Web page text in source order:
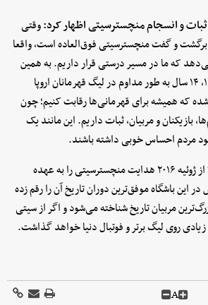
ثبات و انسجام منچسترسیتی اظهار کرد:وقتی
برگشت و گفت منچسترسیتی فوق‌العاده است، واقعا
که ما در مسیر درستی قرار داریم. به همین
دلیل است که ما برای ۱۲، ۱۳، ۱۴ سال به طور مداوم در لیگ قهرمانان اروپا
که همیشه برای قهرمانی‌ها رقابت کنیم؛ چون
بازیکنان و مربیان، ثبات داریم. این مانند یک
مردم احساس خوبی داشته باشند.
لازم به ذکر است، گواردیولا از ژوئیه ۲۰۱۶ هدایت منچسترسیتی را به عهده
باشگاه موفق‌ترین دوران تاریخ آن را رقم زده
مربیان تاریخ شناخته می‌شود و اگر از سیتی
روی لیگ برتر و فوتبال دنیا خواهد گذاشت.
A